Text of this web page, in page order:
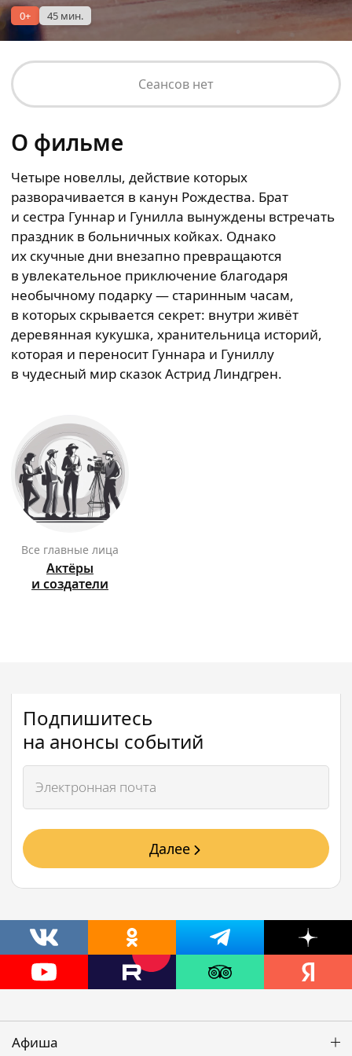
0+ 45 мин.
Сеансов нет
О фильме
Четыре новеллы, действие которых
разворачивается в канун Рождества. Брат
и сестра Гуннар и Гунилла вынуждены встречать
праздник в больничных койках. Однако
их скучные дни внезапно превращаются
в увлекательное приключение благодаря
необычному подарку — старинным часам,
в которых скрывается секрет: внутри живёт
деревянная кукушка, хранительница историй,
которая и переносит Гуннара и Гуниллу
в чудесный мир сказок Астрид Линдгрен.
Все главные лица
Актёры
и создатели
Подпишитесь
на анонсы событий
Далее
Афиша